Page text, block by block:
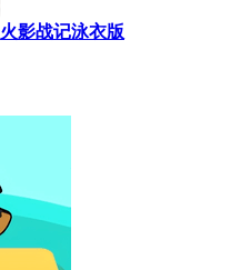
火影战记泳衣版